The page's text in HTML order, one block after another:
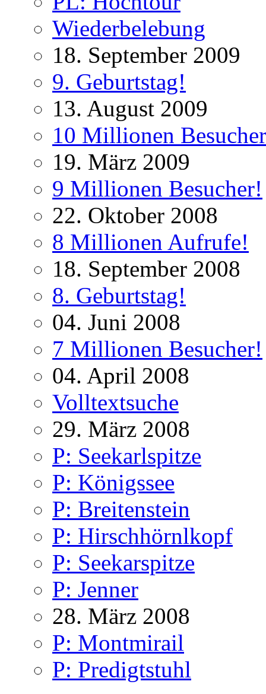
Wiederbelebung
18. September 2009
9. Geburtstag!
13. August 2009
10 Millionen
19. März 2009
9 Millionen Besucher!
22. Oktober 2008
8 Millionen Aufrufe!
18. September 2008
8. Geburtstag!
04. Juni 2008
7 Millionen Besucher!
04. April 2008
Volltextsuche
29. März 2008
P: Seekarlspitze
P: Königssee
P: Breitenstein
P: Hirschhörnlkopf
P: Seekarspitze
P: Jenner
28. März 2008
P: Montmirail
P: Predigtstuhl